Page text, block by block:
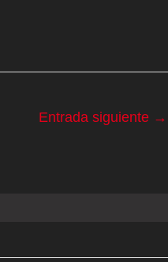
Entrada siguiente →